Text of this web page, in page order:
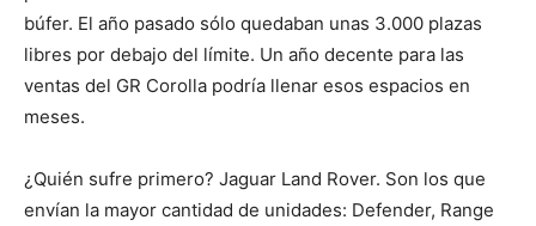
búfer. El año pasado sólo quedaban unas 3.000 plazas
libres por debajo del límite. Un año decente para las
ventas del GR Corolla podría llenar esos espacios en
meses.
¿Quién sufre primero? Jaguar Land Rover. Son los que
envían la mayor cantidad de unidades: Defender, Range